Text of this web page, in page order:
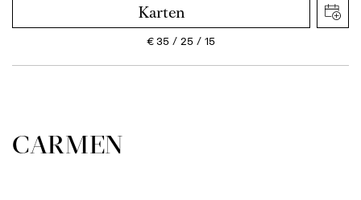
Karten
€35 25 15
CARMEN